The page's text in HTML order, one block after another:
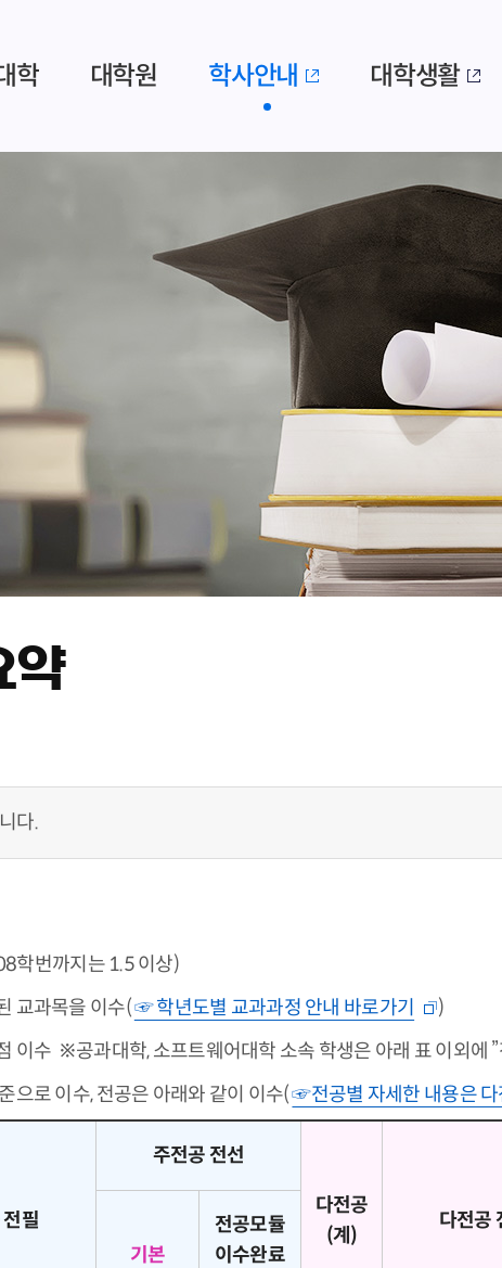
학 대학원 학사안내 대학생활
약
다.
학번까지는 1.5 이상)
교과목을 이수(☞ 학년도별 교과과정 안내 바로가기
)
이수 ※공과대학, 소프트웨어대학 소속 학생은 아래 표 이외에
으로 이수, 전공은 아래와 같이 이수(☞전공별 자세한 내용은 다
필
주전공 전선
다전공
(계)
다전공
기본
전공모듈
이수완료